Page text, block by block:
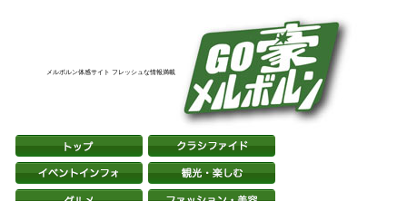
メルボルン体感サイト フレッシュな情報満載